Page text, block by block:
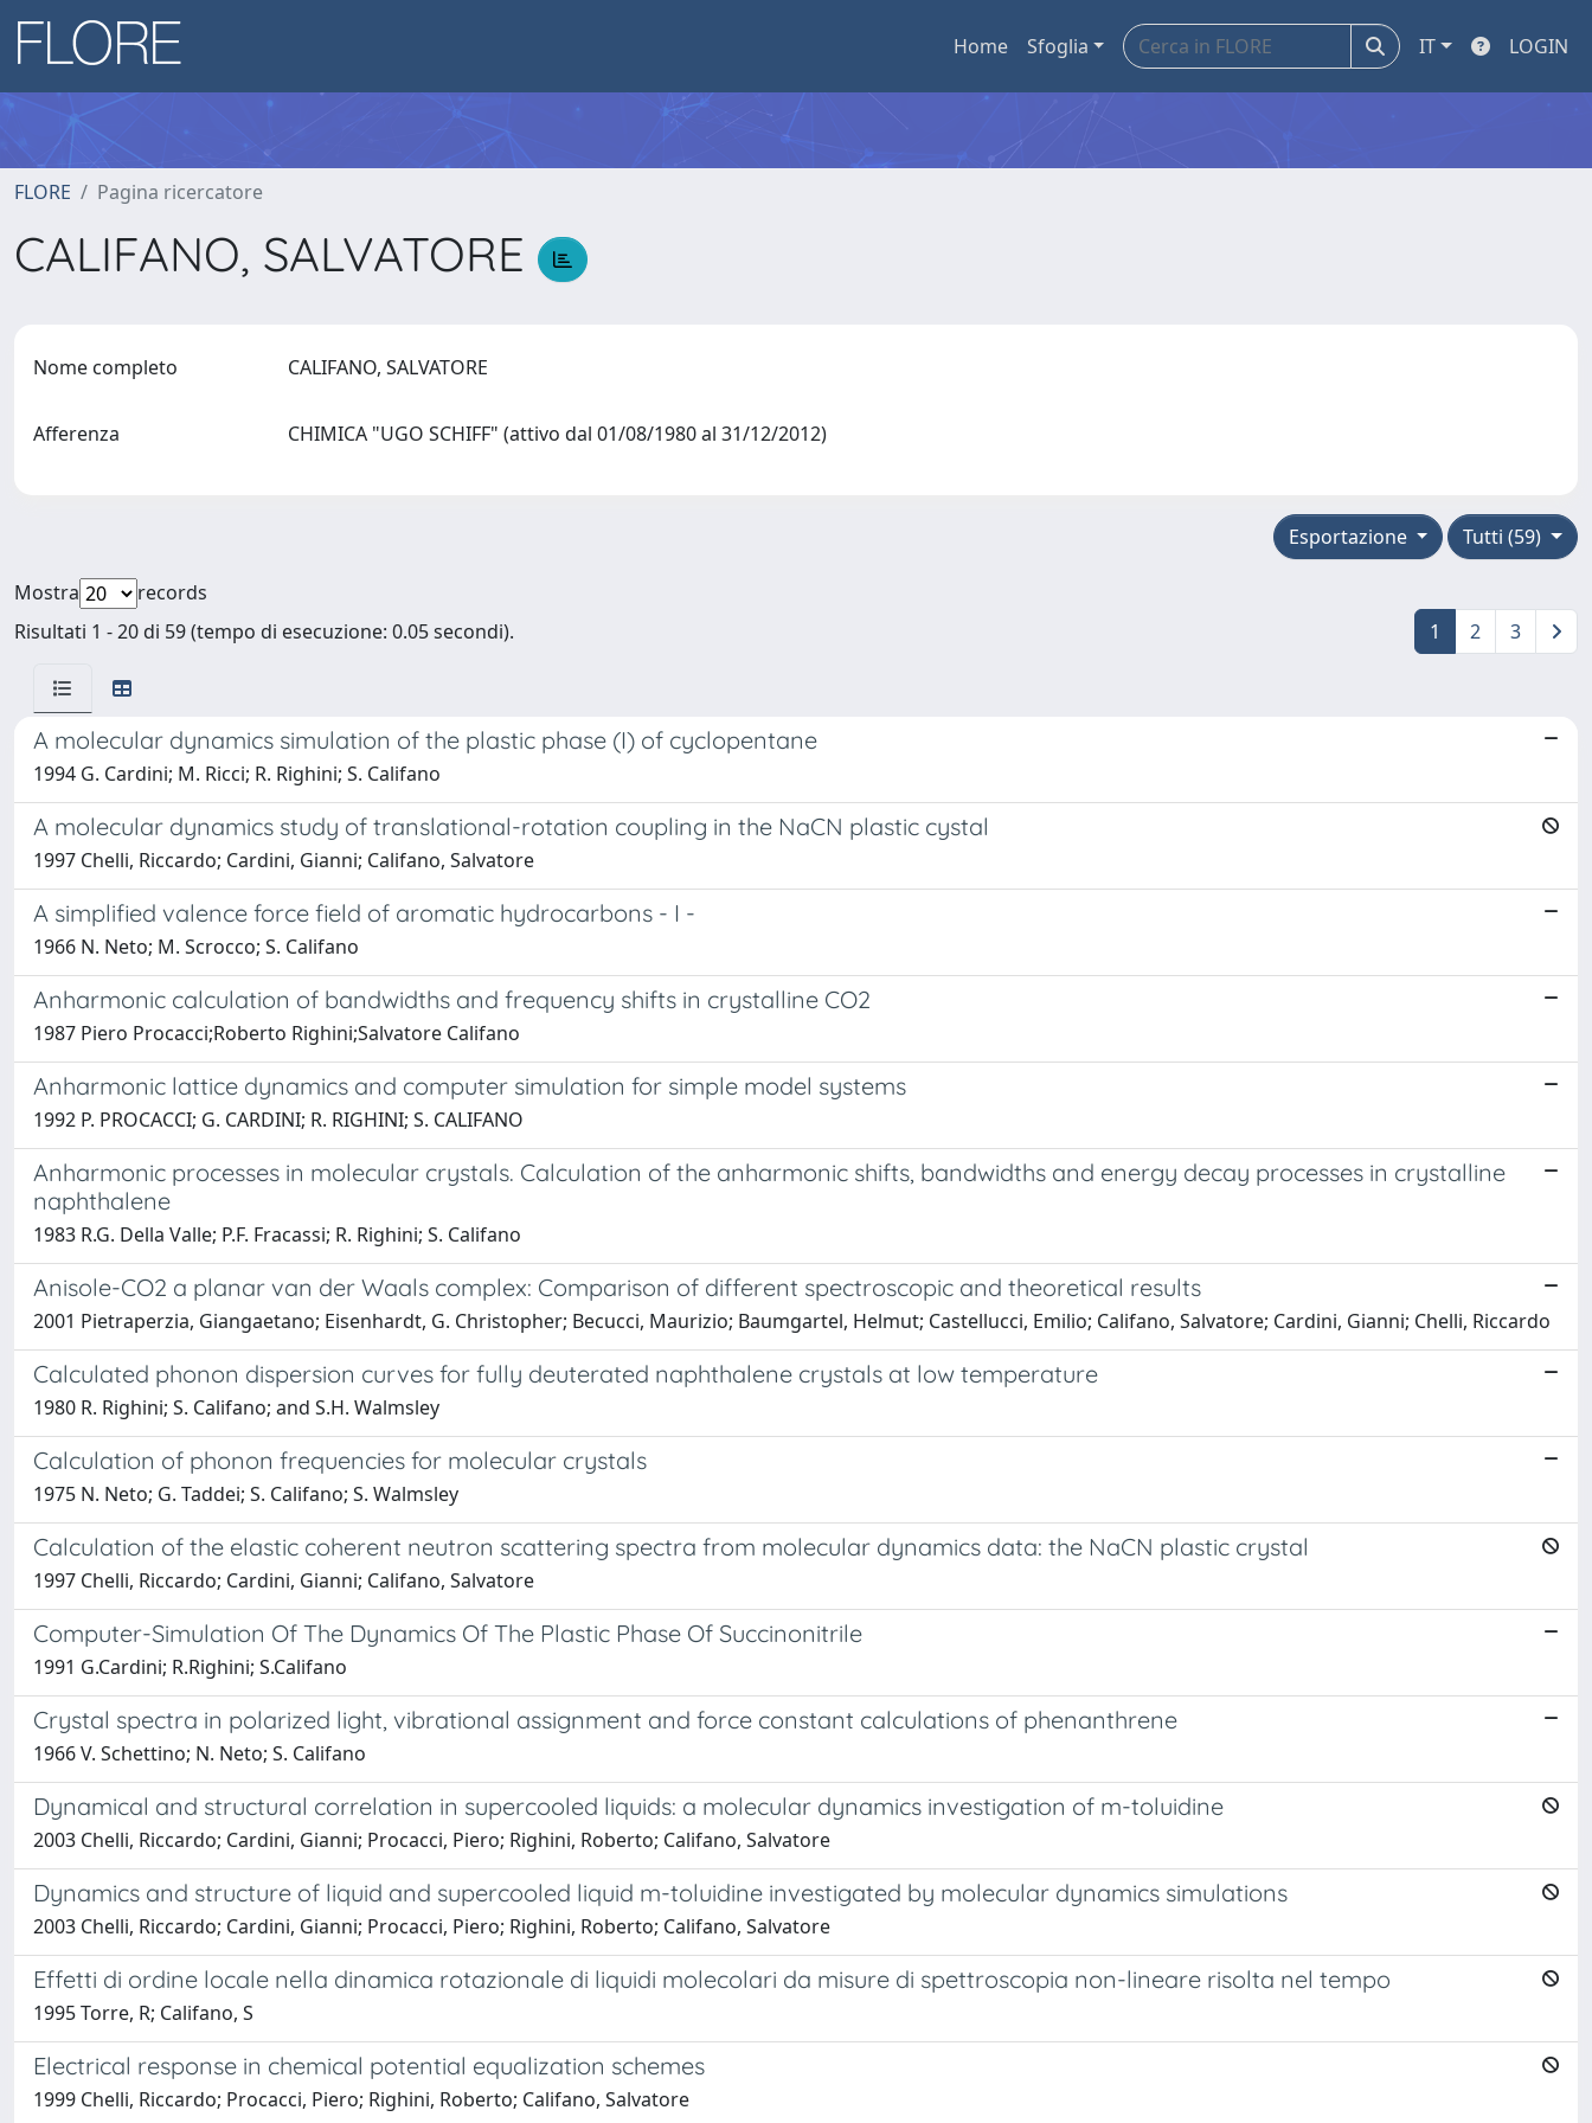
Home Sfoglia IT LOGIN
FLORE Pagina ricercatore
CALIFANO, SALVATORE
Nome completo CALIFANO, SALVATORE
Afferenza CHIMICA "UGO SCHIFF" (attivo dal 01/08/1980 al 31/12/2012)
Tutti (59)
Esportazione
Mostra
records
Risultati 1 - 20 di 59 (tempo di esecuzione: 0.05 secondi).
1 2 3
A molecular dynamics simulation of the plastic phase (I) of cyclopentane
1994 G. Cardini; M. Ricci; R. Righini; S. Califano
A molecular dynamics study of translational-rotation coupling in the NaCN plastic cystal
1997 Chelli, Riccardo; Cardini, Gianni; Califano, Salvatore
A simplified valence force field of aromatic hydrocarbons - I -
1966 N. Neto; M. Scrocco; S. Califano
Anharmonic calculation of bandwidths and frequency shifts in crystalline CO2
1987 Piero Procacci;Roberto Righini;Salvatore Califano
Anharmonic lattice dynamics and computer simulation for simple model systems
1992 P. PROCACCI; G. CARDINI; R. RIGHINI; S. CALIFANO
Anharmonic processes in molecular crystals. Calculation of the anharmonic shifts, bandwidths and energy decay processes in crystalline
naphthalene
1983 R.G. Della Valle; P.F. Fracassi; R. Righini; S. Califano
Anisole-CO2 a planar van der Waals complex: Comparison of different spectroscopic and theoretical results
2001 Pietraperzia, Giangaetano; Eisenhardt, G. Christopher; Becucci, Maurizio; Baumgartel, Helmut; Castellucci, Emilio; Califano, Salvatore; Cardini, Gianni; Chelli, Riccardo
Calculated phonon dispersion curves for fully deuterated naphthalene crystals at low temperature
1980 R. Righini; S. Califano; and S.H. Walmsley
Calculation of phonon frequencies for molecular crystals
1975 N. Neto; G. Taddei; S. Califano; S. Walmsley
Calculation of the elastic coherent neutron scattering spectra from molecular dynamics data: the NaCN plastic crystal
1997 Chelli, Riccardo; Cardini, Gianni; Califano, Salvatore
Computer-Simulation Of The Dynamics Of The Plastic Phase Of Succinonitrile
1991 G.Cardini; R.Righini; S.Califano
Crystal spectra in polarized light, vibrational assignment and force constant calculations of phenanthrene
1966 V. Schettino; N. Neto; S. Califano
Dynamical and structural correlation in supercooled liquids: a molecular dynamics investigation of m-toluidine
2003 Chelli, Riccardo; Cardini, Gianni; Procacci, Piero; Righini, Roberto; Califano, Salvatore
Dynamics and structure of liquid and supercooled liquid m-toluidine investigated by molecular dynamics simulations
2003 Chelli, Riccardo; Cardini, Gianni; Procacci, Piero; Righini, Roberto; Califano, Salvatore
Effetti di ordine locale nella dinamica rotazionale di liquidi molecolari da misure di spettroscopia non-lineare risolta nel tempo
1995 Torre, R; Califano, S
Electrical response in chemical potential equalization schemes
1999 Chelli, Riccardo; Procacci, Piero; Righini, Roberto; Califano, Salvatore